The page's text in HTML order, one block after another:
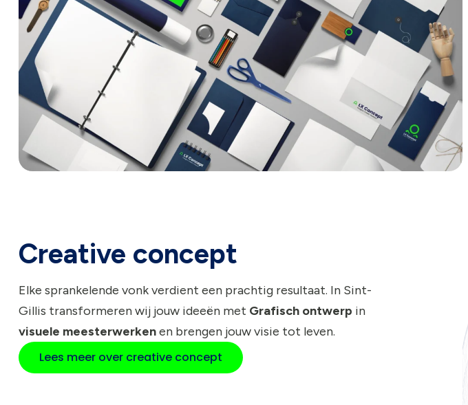
Creative concept
Elke sprankelende vonk verdient een prachtig resultaat. In Sint-
Gillis transformeren wij jouw ideeën met Grafisch ontwerp in
visuele meesterwerkenen brengen jouw visie tot leven.
Lees meer over creative concept